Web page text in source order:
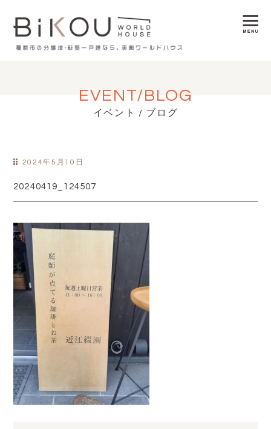
EVENT/BLOG
イベント / ブログ
2024年5月10日
20240419_124507